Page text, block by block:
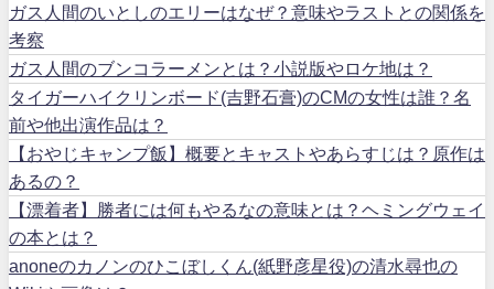
ガス人間のいとしのエリーはなぜ？意味やラストとの関係を
考察
ガス人間のブンコラーメンとは？小説版やロケ地は？
タイガーハイクリンボード(吉野石膏)のCMの女性は誰？名
前や他出演作品は？
【おやじキャンプ飯】概要とキャストやあらすじは？原作は
あるの？
【漂着者】勝者には何もやるなの意味とは？ヘミングウェイ
の本とは？
anoneのカノンのひこぼしくん(紙野彦星役)の清水尋也の